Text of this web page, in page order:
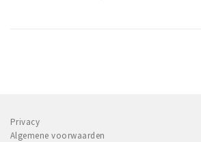
Privacy
Algemene voorwaarden